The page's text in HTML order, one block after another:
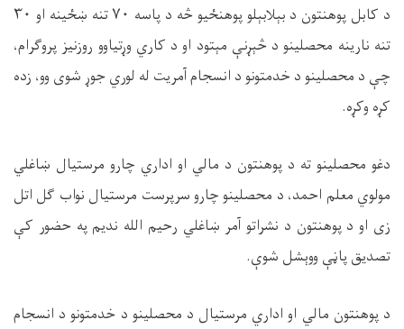
د کابل پوهنتون د بېلابېلو پوهنځیو څه د پاسه ۷۰ تنه ښځینه او ۳۰
تنه نارینه محصلینو د څېړنې مېتود او د کاري وړتیاوو روزنیز پروګرام،
چې د محصلینو د خدمتونو د انسجام آمریت له لوري جوړ شوی وو، زده
کړه وکړه.
دغو محصلینو ته د پوهنتون د مالي او اداري چارو مرستیال ښاغلي
مولوي معلم احمد، د محصلینو چارو سرپرست مرستیال نواب ګل اتل
زی او د پوهنتون د نشراتو آمر ښاغلي رحیم الله ندیم په حضور کې
تصدیق پاڼې ووېشل شوې.
د پوهنتون مالي او اداري مرستیال د محصلینو د خدمتونو د انسجام